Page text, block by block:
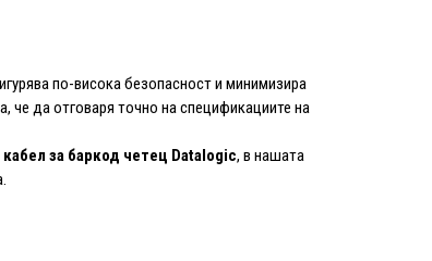
по-висока безопасност и минимизира
че да отговаря точно на спецификациите на
за баркод четец Datalogic, в нашата